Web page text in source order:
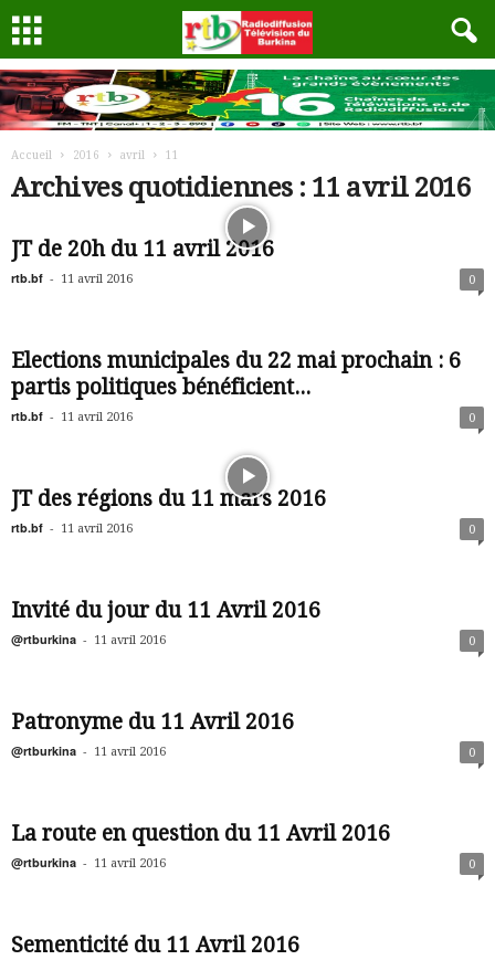
Accueil 2016 avril 11
Archives quotidiennes : 11 avril 2016
JT de 20h du 11 avril 2016
rtb.bf - 11 avril 2016 0
Elections municipales du 22 mai prochain : 6
partis politiques bénéficient...
rtb.bf - 11 avril 2016 0
JT des régions du 11 mars 2016
rtb.bf - 11 avril 2016 0
Invité du jour du 11 Avril 2016
@rtburkina - 11 avril 2016 0
Patronyme du 11 Avril 2016
@rtburkina - 11 avril 2016 0
La route en question du 11 Avril 2016
@rtburkina - 11 avril 2016 0
Sementicité du 11 Avril 2016